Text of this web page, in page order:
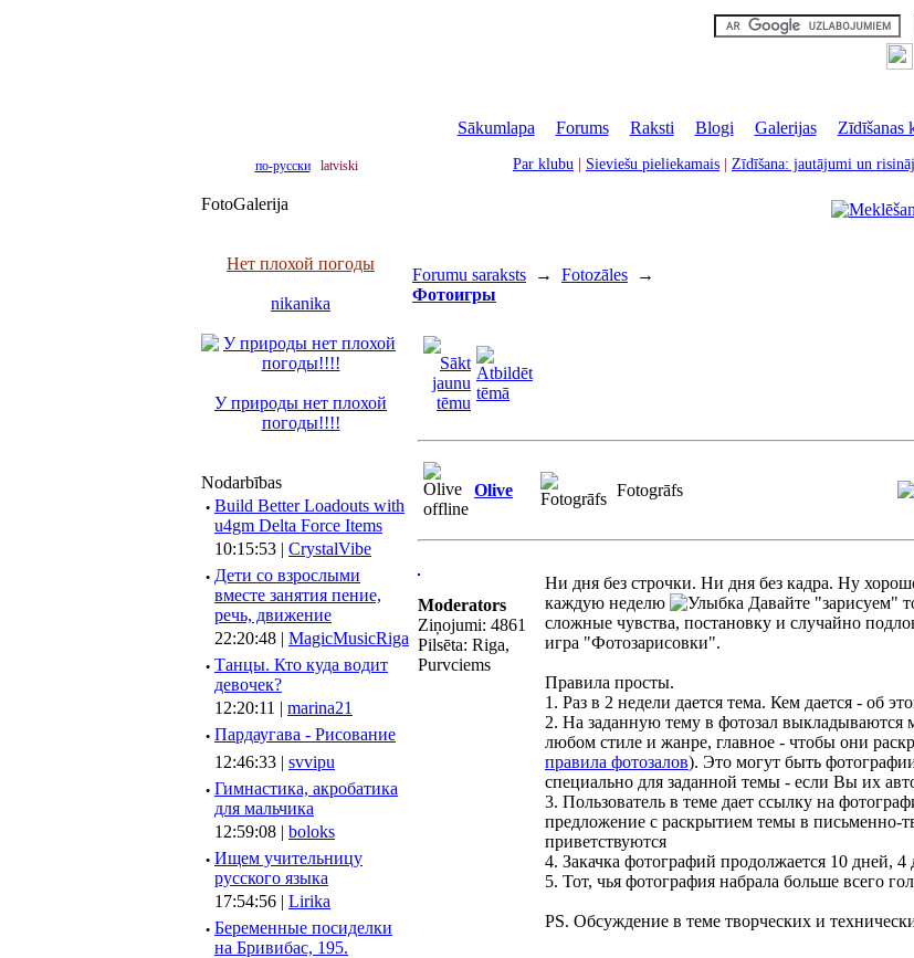
Sākumlapa
Forums| Raksti Blogi Galerijas| Zīdīšanas
по-русски latviski Par klubu Sieviešu pieliekamais Zīdīšana: jautājumi un
FotoGalerija
Нет плохой погоды
nikanika
У природы нет плохой
погоды!!!!
Nodarbības
· Build Better Loadouts with
u4gm Delta Force Items
10:15:53 | CrystalVibe
· Дети со взрослыми
вместе занятия пение,
речь, движение
22:20:48 | MagicMusicRiga
· Танцы. Кто куда водит
девочек?
12:20:11 | marina21
· Пардаугава - Рисование
12:46:33 | svvipu
· Гимнастика, акробатика
для мальчика
12:59:08 | boloks
· Ищем учительницу
русского языка
17:54:56 | Lirika
· Беременные посиделки
на Бривибас, 195.
Forumu saraksts → Fotozāles →
Фотоигры
Olive Fotogrāfs
Moderators
Ziņojumi: 4861
Pilsēta: Riga,
Purvciems
Ни дня без строчки. Ни дня без кадра. Ну
каждую неделю
Давайте "зарисуем"
сложные чувства, постановку и случайно
игра "Фотозарисовки".
Правила просты.
1. Раз в 2 недели дается тема. Кем дается - об
2. На заданную тему в фотозал выкладываются
любом стиле и жанре, главное - чтобы они
правила фотозалов). Это могут быть
специально для заданной темы - если Вы их
3. Пользователь в теме дает ссылку на
предложение с раскрытием темы в письменно-
приветствуются
4. Закачка фотографий продолжается 10 дней, 4
5. Тот, чья фотография набрала больше всего
PS. Обсуждение в теме творческих и